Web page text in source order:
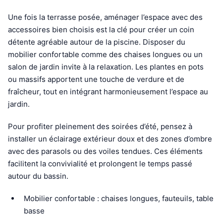
Une fois la terrasse posée, aménager l’espace avec des
accessoires bien choisis est la clé pour créer un coin
détente agréable autour de la piscine. Disposer du
mobilier confortable comme des chaises longues ou un
salon de jardin invite à la relaxation. Les plantes en pots
ou massifs apportent une touche de verdure et de
fraîcheur, tout en intégrant harmonieusement l’espace au
jardin.
Pour profiter pleinement des soirées d’été, pensez à
installer un éclairage extérieur doux et des zones d’ombre
avec des parasols ou des voiles tendues. Ces éléments
facilitent la convivialité et prolongent le temps passé
autour du bassin.
Mobilier confortable : chaises longues, fauteuils, table
basse